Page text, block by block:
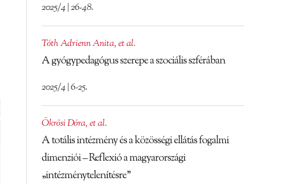
2025/4 | 26-48.
Tóth Adrienn Anita,et al.
A gyógypedagógus szerepe a szociális szférában
2025/4 | 6-25.
Ökrösi Dóra,et al.
A totális intézmény és a közösségi ellátás fogalmi
dimenziói – Reflexió a magyarországi
„intézménytelenítésre”